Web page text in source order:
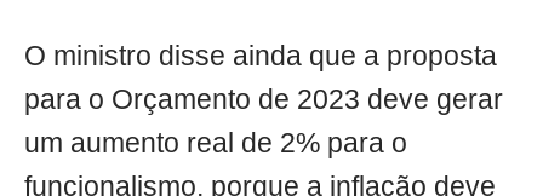
O ministro disse ainda que a proposta
para o Orçamento de 2023 deve gerar
um aumento real de 2% para o
funcionalismo, porque a inflação deve